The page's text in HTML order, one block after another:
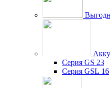
Серия GS 23
Серия GSL 16